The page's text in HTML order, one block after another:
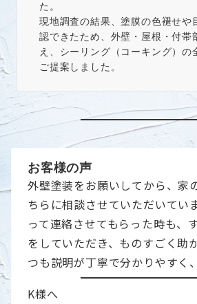
た。
現地調査の結果、塗膜の色褪せや
認できたため、外壁・屋根・付帯
え、シーリング（コーキング）の
ご提案しました。
お客様の声
外壁塗装をお願いしてから、家
ちらに相談させていただいてい
って連絡させてもらった時も、
をしていただき、ものすごく助
つも説明が丁寧で分かりやすく
K様へ